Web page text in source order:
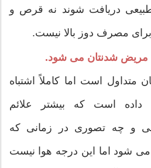
طبیعی دریافت شوند نه قرص و
برای مصرف دوز بالا نیست.
متداول است اما کاملاً اشتباه
داده است که بیشتر علائم
و چه تصوری در زمانی که
شود اما این درجه هوا نیست